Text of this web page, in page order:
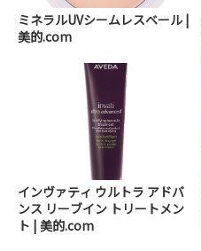
ミネラルUVシームレスベール |
美的.com
インヴァティ ウルトラ アドバ
ンス リーブイン トリートメン
ト | 美的.com